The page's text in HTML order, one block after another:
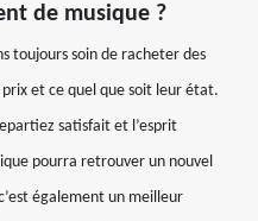
de musique ?
toujours soin de racheter des
et ce quel que soit leur état.
satisfait et l’esprit
pourra retrouver un nouvel
également un meilleur